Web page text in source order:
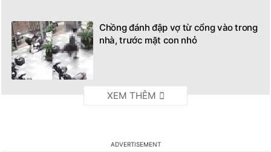
Chồng đánh đập vợ từ cổng vào trong
nhà, trước mặt con nhỏ